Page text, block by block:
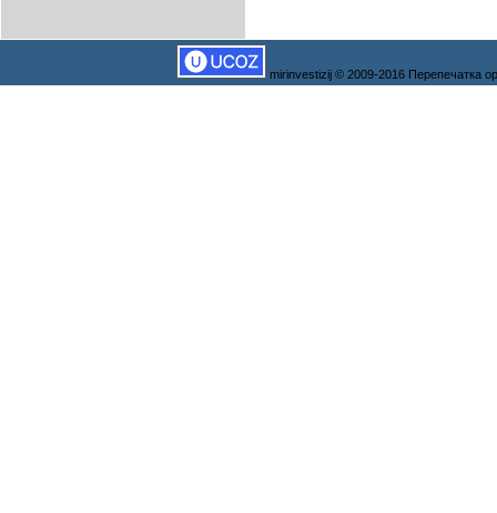
mirinvestizij © 2009-2016 Перепечатка